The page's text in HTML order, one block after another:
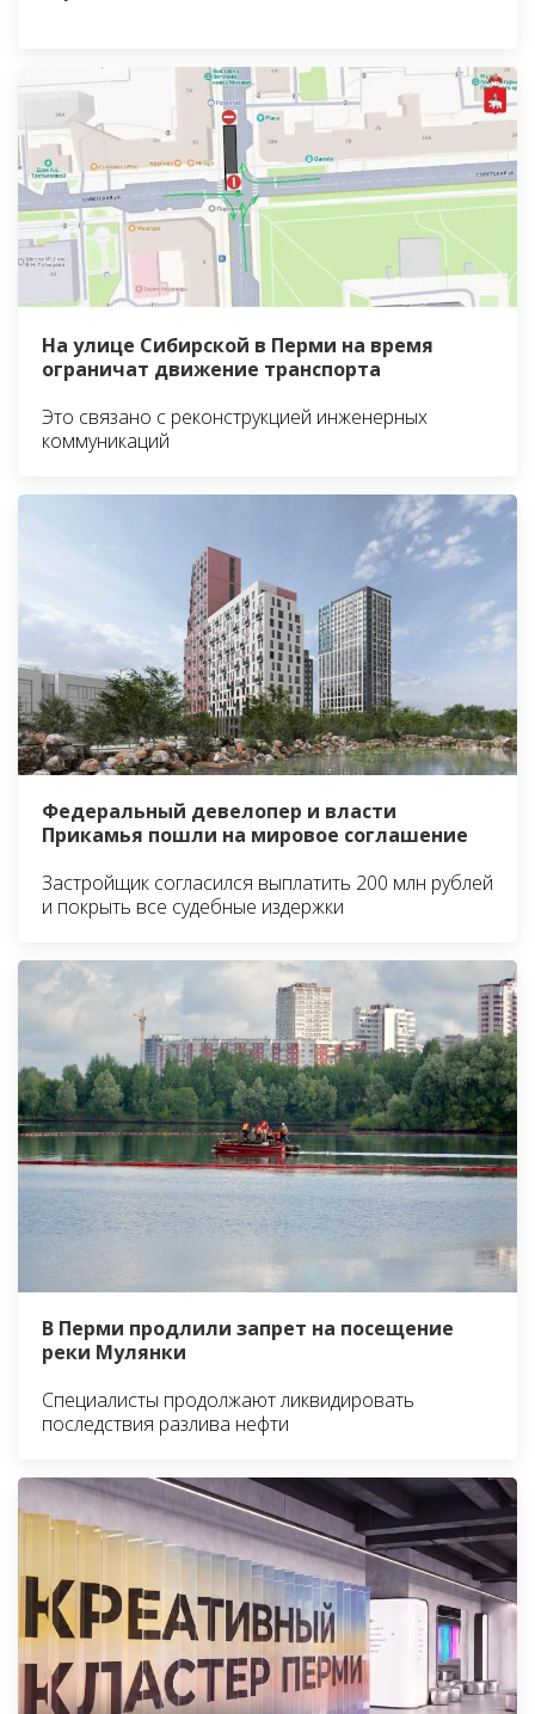
На улице Сибирской в Перми на время
ограничат движение транспорта
Это связано с реконструкцией инженерных
коммуникаций
Федеральный девелопер и власти
Прикамья пошли на мировое соглашение
Застройщик согласился выплатить 200 млн рублей
и покрыть все судебные издержки
В Перми продлили запрет на посещение
реки Мулянки
Специалисты продолжают ликвидировать
последствия разлива нефти